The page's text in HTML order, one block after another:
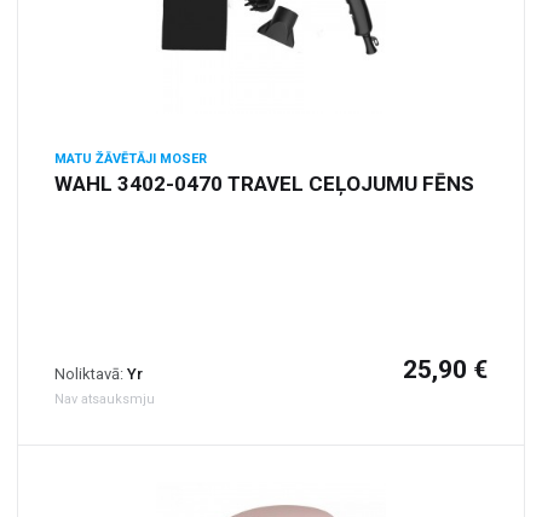
MATU ŽĀVĒTĀJI MOSER
WAHL 3402-0470 TRAVEL CEĻOJUMU FĒNS
Noliktavā: Yr
Nav atsauksmju
25,90 €